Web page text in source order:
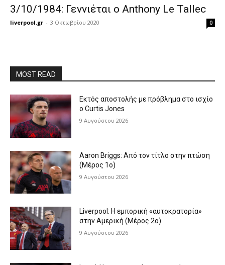
3/10/1984: Γεννιέται ο Anthony Le Tallec
liverpool.gr - 3 Οκτωβρίου 2020 0
MOST READ
Εκτός αποστολής με πρόβλημα στο ισχίο
ο Curtis Jones
9 Αυγούστου 2026
Aaron Briggs: Από τον τίτλο στην πτώση
(Μέρος 1ο)
9 Αυγούστου 2026
Liverpool: Η εμπορική «αυτοκρατορία»
στην Αμερική (Μέρος 2ο)
9 Αυγούστου 2026